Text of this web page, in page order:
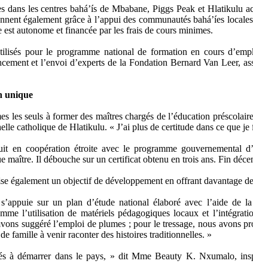
dans les centres bahá’ís de Mbabane, Piggs Peak et Hlatikulu
également grâce à l’appui des communautés bahá’íes
autonome et financée par les frais de cours minimes.
pour le programme national de formation en cours
et l’envoi d’experts de la Fondation Bernard Van Leer,
unique
les seuls à former des maîtres chargés de l’éducation
catholique de Hlatikulu. « J’ai plus de certitude dans ce que
en coopération étroite avec le programme gouvernemental
maître. Il débouche sur un certificat obtenu en trois ans. Fin
également un objectif de développement en offrant davantage
sur un plan d’étude national élaboré avec l’aide de
l’utilisation de matériels pédagogiques locaux et
suggéré l’emploi de plumes ; pour le tressage, nous avons
famille à venir raconter des histoires traditionnelles. »
à démarrer dans le pays, » dit Mme Beauty K. Nxumalo,